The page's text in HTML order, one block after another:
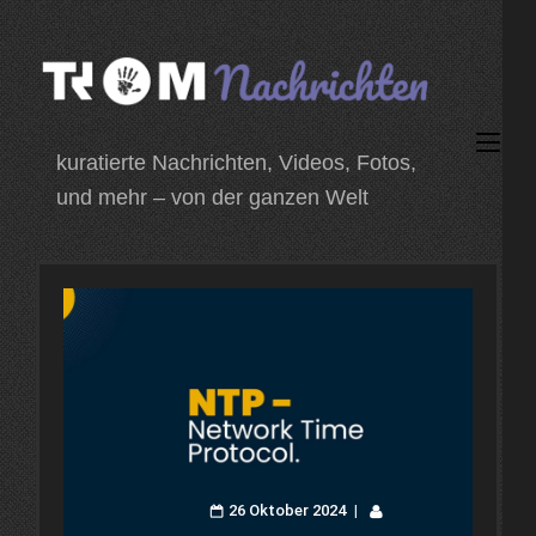
Zum
Inhalt
springen
drücken)
kuratierte Nachrichten, Videos, Fotos,
und mehr – von der ganzen Welt
26 Oktober 2024